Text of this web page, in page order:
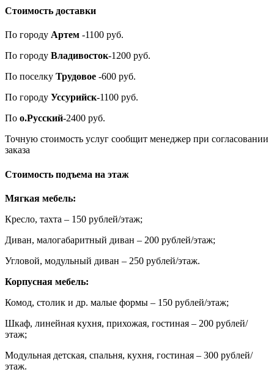
Стоимость доставки
По городу Артем -1100 руб.
По городу Владивосток-1200 руб.
По поселку Трудовое -600 руб.
По городу Уссурийск-1100 руб.
По о.Русский-2400 руб.
Точную стоимость услуг сообщит менеджер при согласовании
заказа
Стоимость подъема на этаж
Мягкая мебель:
Кресло, тахта – 150 рублей/этаж;
Диван, малогабаритный диван – 200 рублей/этаж;
Угловой, модульный диван – 250 рублей/этаж.
Корпусная мебель:
Комод, столик и др. малые формы – 150 рублей/этаж;
Шкаф, линейная кухня, прихожая, гостиная – 200 рублей/
этаж;
Модульная детская, спальня, кухня, гостиная – 300 рублей/
этаж.